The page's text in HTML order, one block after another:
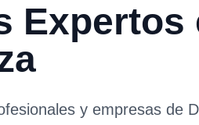
Expertos
y empresas de